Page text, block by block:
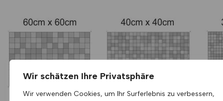
Wir schätzen Ihre Privatsphäre
Wir verwenden Cookies, um Ihr Surferlebnis zu verbessern,